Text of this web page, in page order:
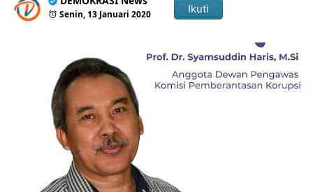
Senin, 13 Januari 2020 Ikuti